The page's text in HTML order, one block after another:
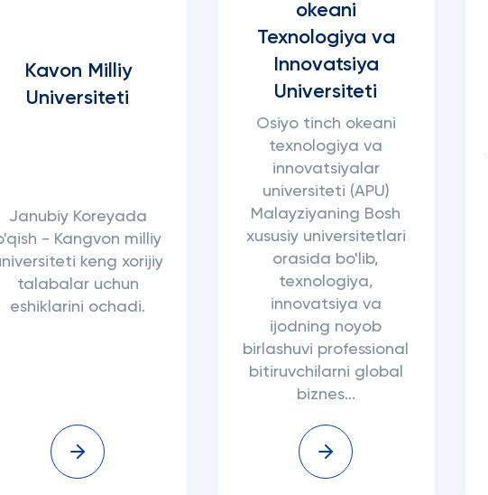
Kavon Milliy
Universiteti
Janubiy Koreyada
- Kangvon milliy
keng xorijiy
talabalar uchun
eshiklarini ochadi.
okeani
Texnologiya va
Innovatsiya
Universiteti
Osiyo tinch okeani
texnologiya va
innovatsiyalar
universiteti (APU)
Malayziyaning Bosh
xususiy universitetlari
orasida bo'lib,
texnologiya,
innovatsiya va
ijodning noyob
birlashuvi professional
bitiruvchilarni global
biznes...